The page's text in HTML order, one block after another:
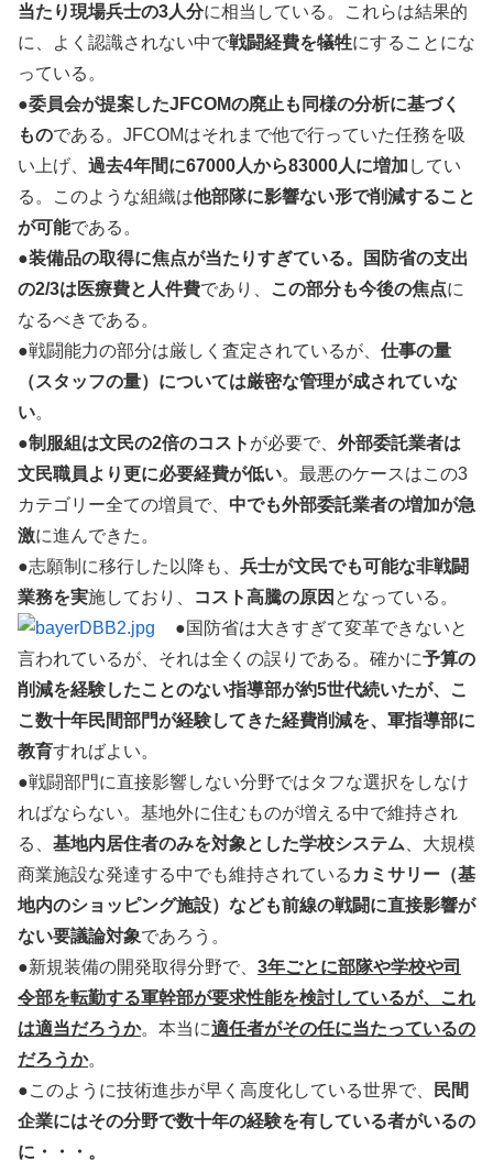
当たり現場兵士の3人分に相当している。これらは結果的
に、よく認識されない中で戦闘経費を犠牲にすることにな
っている。
●委員会が提案したJFCOMの廃止も同様の分析に基づく
ものである。JFCOMはそれまで他で行っていた任務を吸
い上げ、 過去4年間に67000人から83000人に増加 してい
る。このような組織は他部隊に影響ない形で削減すること
が可能である。
●装備品の取得に焦点が当たりすぎている。国防省の支出
の2/3は医療費と人件費であり、 この部分も今後の焦点に
なるべきである。
●戦闘能力の部分は厳しく査定されているが、 仕事の量
（スタッフの量）については厳密な管理が成されていな
い。
●制服組は文民の2倍のコスト が必要で、 外部委託業者は
文民職員より更に必要経費が低い。最悪のケースはこの3
カテゴリー全ての増員で、 中でも外部委託業者の増加が急
激に進んできた。
●志願制に移行した以降も、 兵士が文民でも可能な非戦闘
業務を実施しており、 コスト高騰の原因 となっている。
●国防省は大きすぎて変革できないと
言われているが、それは全くの誤りである。確かに予算の
削減を経験したことのない指導部が約5世代続いたが、こ
こ数十年民間部門が経験してきた経費削減を、軍指導部に
教育すればよい。
●戦闘部門に直接影響しない分野ではタフな選択をしなけ
ればならない。基地外に住むものが増える中で維持され
る、 基地内居住者のみを対象とした学校システム 、大規模
商業施設な発達する中でも維持されている カミサリー（基
地内のショッピング施設）なども前線の戦闘に直接影響が
ない要議論対象であろう。
●新規装備の開発取得分野で、 3年ごとに部隊や学校や司
令部を転勤する軍幹部が要求性能を検討しているが、これ
は適当だろうか。本当に適任者がその任に当たっているの
だろうか。
●このように技術進歩が早く高度化している世界で、
民間
企業にはその分野で数十年の経験を有している者がいるの
に・・・。